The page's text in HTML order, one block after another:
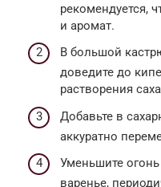
рекомендуется,
и аромат.
В большой
доведите до
растворения
Добавьте в
аккуратно
Уменьшите
варенье,